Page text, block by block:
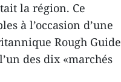
la région. Ce
à l’occasion d’une
Rough Guide
des dix «marchés